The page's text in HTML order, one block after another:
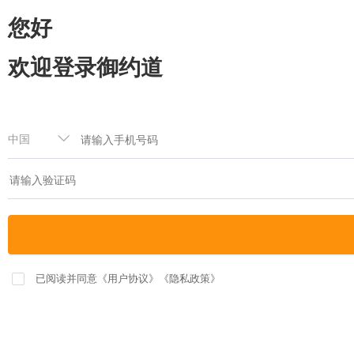
您好
欢迎登录御约道
已阅读并同意 《用户协议》 《隐私政策》